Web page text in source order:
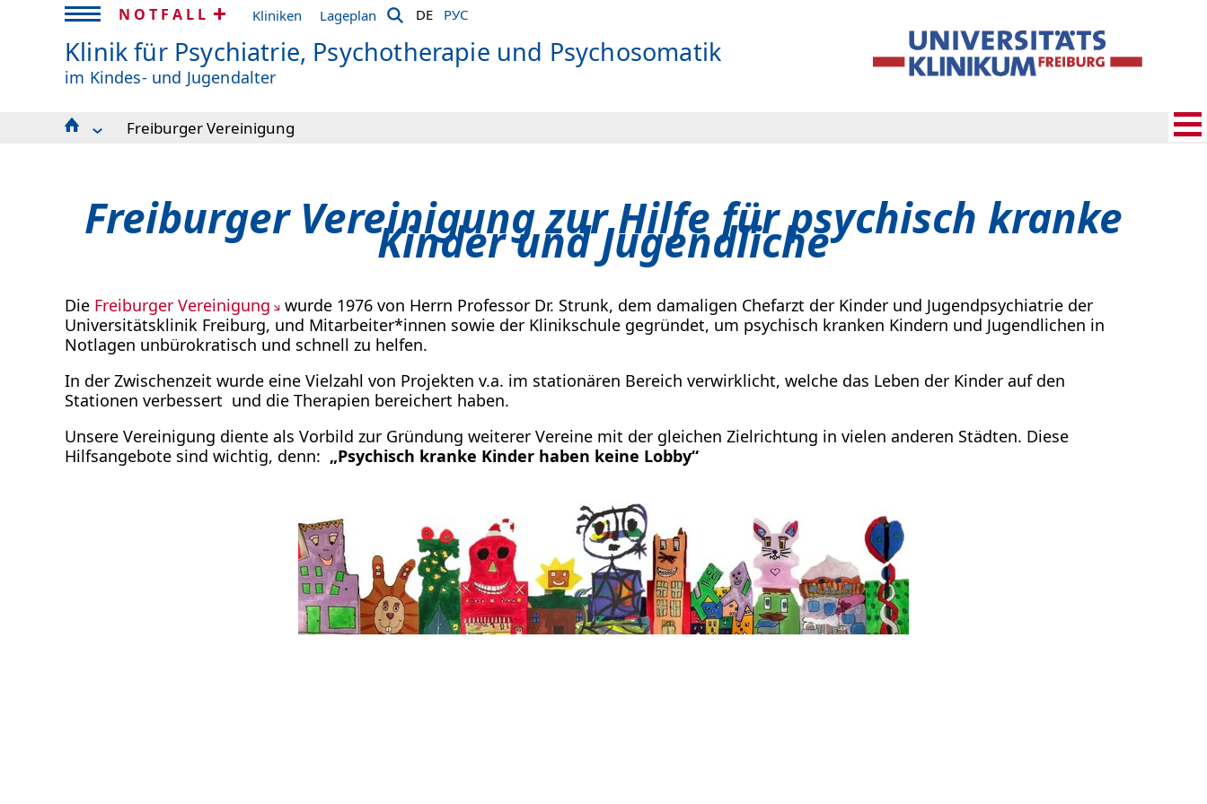
NOTFALL Kliniken Lageplan DE РУС
Klinik für Psychiatrie, Psycho­therapie und Psychosomatik
im Kindes- und Jugendalter
Ambulanzen und Anmeldung
Notfallnummern
Tagesklinik 2
Klinikschule
Zusätzliche Therapieangebote
Freiburger Vereinigung
Forschung & Lehre
Presse
Stellenangebote
Freiburger Vereinigung
Freiburger Vereinigung zur Hilfe für psychisch kranke
Kinder und Jugendliche
Die Freiburger Vereinigung
wurde 1976 von Herrn Professor Dr. Strunk, dem damaligen Chefarzt der Kinder und Jugendpsychiatrie der
Universitätsklinik Freiburg, und Mitarbeiter*innen sowie der Klinikschule gegründet, um psychisch kranken Kindern und Jugendlichen in
Notlagen unbürokratisch und schnell zu helfen.
In der Zwischenzeit wurde eine Vielzahl von Projekten v.a. im stationären Bereich verwirklicht, welche das Leben der Kinder auf den
Stationen verbessert und die Therapien bereichert haben.
Unsere Vereinigung diente als Vorbild zur Gründung weiterer Vereine mit der gleichen Zielrichtung in vielen anderen Städten. Diese
Hilfsangebote sind wichtig, denn: „Psychisch kranke Kinder haben keine Lobby“